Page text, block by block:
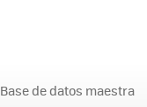
Base de datos maestra